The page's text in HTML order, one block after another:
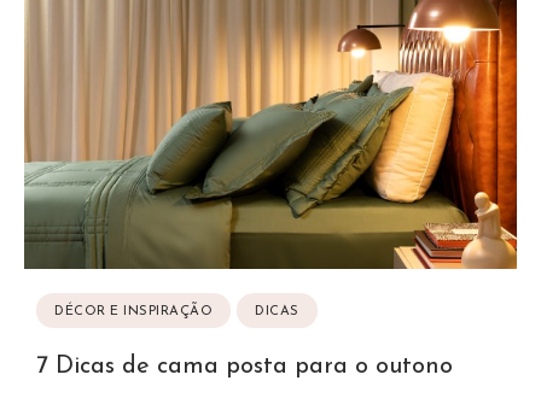
DÉCOR E INSPIRAÇÃO DICAS
7 Dicas de cama posta para o outono